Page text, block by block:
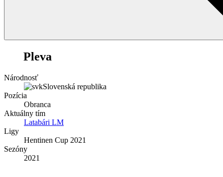
Pleva
Národnosť
Slovenská republika
Pozícia
Obranca
Aktuálny tím
Latabári LM
Ligy
Hentinen Cup 2021
Sezóny
2021